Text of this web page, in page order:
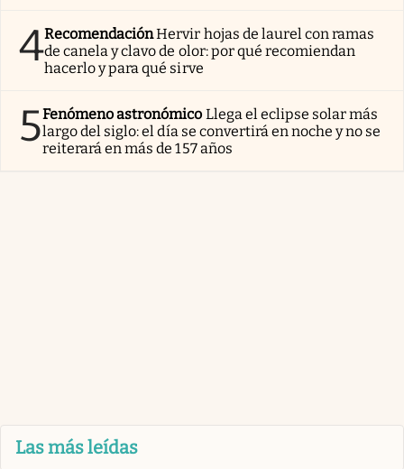
4RecomendaciónHervir hojas de laurel con ramas
de canela y clavo de olor: por qué recomiendan
hacerlo y para qué sirve
5Fenómeno astronómico Llega el eclipse solar más
largo del siglo: el día se convertirá en noche y no se
reiterará en más de 157 años
Las más leídas